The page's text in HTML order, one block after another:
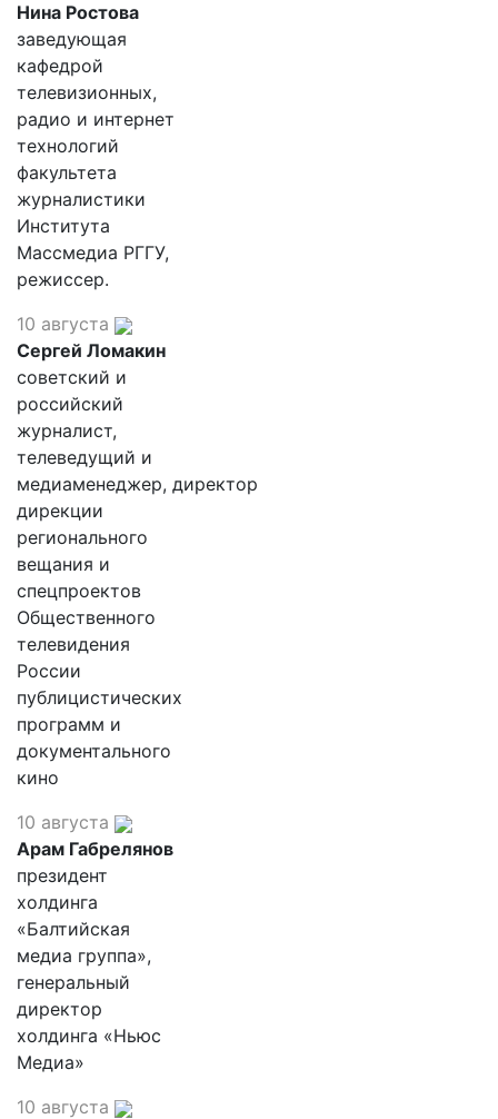
Нина Ростова
заведующая
кафедрой
телевизионных,
радио и интернет
технологий
факультета
журналистики
Института
Массмедиа РГГУ,
режиссер.
10 августа
Сергей Ломакин
советский и
российский
журналист,
телеведущий и
медиаменеджер, директор
дирекции
регионального
вещания и
спецпроектов
Общественного
телевидения
России
публицистических
программ и
документального
кино
10 августа
Арам Габрелянов
президент
холдинга
«Балтийская
медиа группа»,
генеральный
директор
холдинга «Ньюс
Медиа»
10 августа